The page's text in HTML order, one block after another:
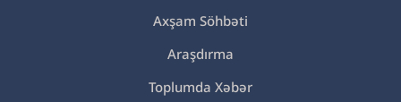
Axşam Söhbəti
Araşdırma
Toplumda Xəbər